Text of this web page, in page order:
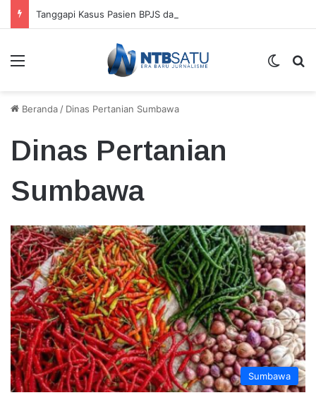
Menu
Beranda / Dinas Pertanian Sumbawa
Dinas Pertanian
Sumbawa
Sumbawa